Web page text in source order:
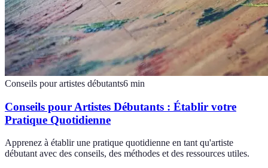
Conseils pour artistes débutants6 min
Conseils pour Artistes Débutants : Établir votre
Pratique Quotidienne
Apprenez à établir une pratique quotidienne en tant qu'artiste
débutant avec des conseils, des méthodes et des ressources utiles.